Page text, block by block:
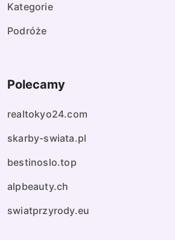
Kategorie
Podróże
Polecamy
realtokyo24.com
skarby-swiata.pl
bestinoslo.top
alpbeauty.ch
swiatprzyrody.eu